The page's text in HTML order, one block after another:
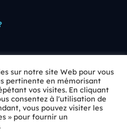
Tous droits réservés.
sur notre site Web pour vous
pertinente en mémorisant
vos visites. En cliquant
consentez à l'utilisation de
vous pouvez visiter les
» pour fournir un